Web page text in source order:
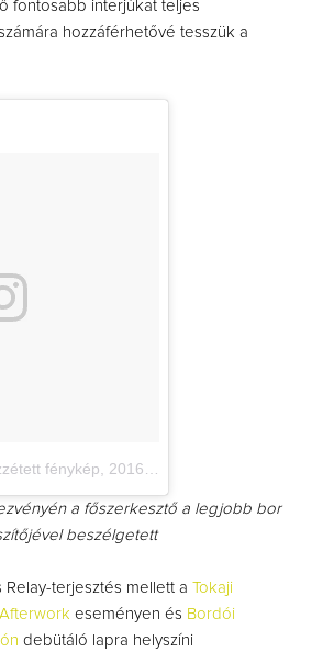
fontosabb interjúkat teljes
hozzáférhetővé tesszük a
fénykép 2016. Nov 17., 12:35 PST
a főszerkesztő a legjobb bor
beszélgetett
terjesztés mellett a Tokaji
eseményen és Bordói
debütáló lapra helyszíni